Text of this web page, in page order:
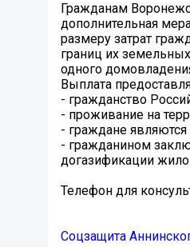
Гражданам
дополнительная
размеру затрат
границ их
одного
Выплата
- гражданство
- проживание на
- граждане
- гражданином
догазификации
Телефон для
Соцзащита